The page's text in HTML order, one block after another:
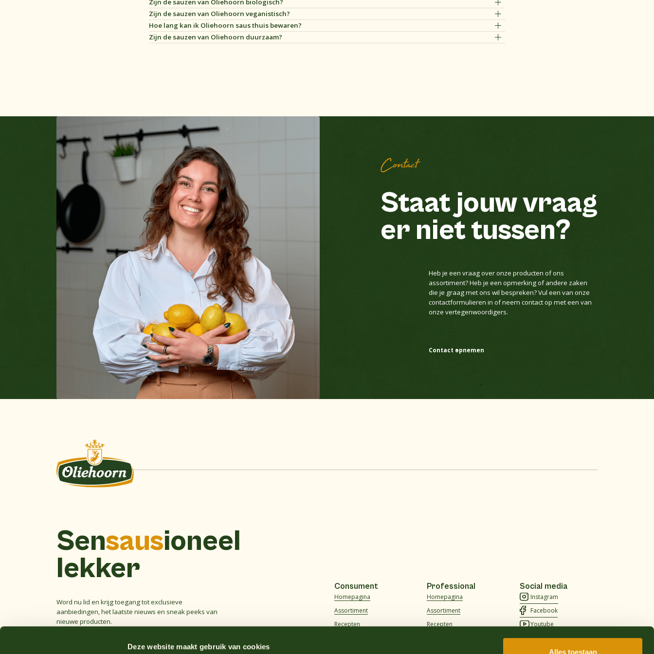
Deze website maakt gebruik van cookies
Alles toestaan
Onze verkooppunten
Zijn de sauzen van Oliehoorn biologisch?
Zijn de sauzen van Oliehoorn veganistisch?
Hoe lang kan ik Oliehoorn saus thuis bewaren?
Zijn de sauzen van Oliehoorn duurzaam?
Contact
Staat jouw vraag
er niet tussen?
Heb je een vraag over onze producten of ons
assortiment? Heb je een opmerking of andere zaken
die je graag met ons wil bespreken? Vul een van onze
contactformulieren in of neem contact op met een van
onze vertegenwoordigers.
Contact opnemen
Sensausioneel
lekker
Word nu lid en krijg toegang tot exclusieve
aanbiedingen, het laatste nieuws en sneak peeks van
nieuwe producten.
Consument
Homepagina
Assortiment
Recepten
Professional
Homepagina
Assortiment
Recepten
Social media
Instagram
Facebook
Youtube
TikTok
LinkedIn